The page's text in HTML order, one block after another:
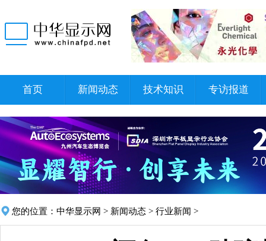
首页 新闻动态 技术知识 专访报道
您的位置： 中华显示网 > 新闻动态 > 行业新闻 >